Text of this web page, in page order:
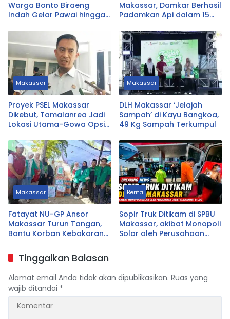
Warga Bonto Biraeng
Indah Gelar Pawai hingga
Makassar, Damkar Berhasil
Padamkan Api dalam 15
Makassar
Proyek PSEL Makassar
Dikebut, Tamalanrea Jadi
Lokasi Utama-Gowa Opsi
Makassar
DLH Makassar ‘Jelajah
Sampah’ di Kayu Bangkoa,
49 Kg Sampah Terkumpul
Makassar
Fatayat NU-GP Ansor
Makassar Turun Tangan,
Bantu Korban Kebakaran
Berita
Sopir Truk Ditikam di SPBU
Makassar, akibat Monopoli
Solar oleh Perusahaan
Tinggalkan Balasan
Alamat email Anda tidak akan dipublikasikan. Ruas yang
wajib ditandai *